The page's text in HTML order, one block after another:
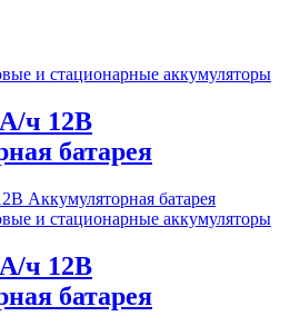
и стационарные аккумуляторы
ч 12В
батарея
и стационарные аккумуляторы
ч 12В
батарея